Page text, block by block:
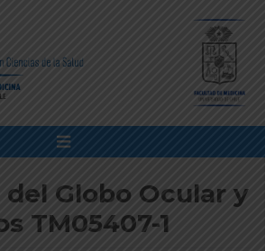
Globo Ocular y
TM05407-1